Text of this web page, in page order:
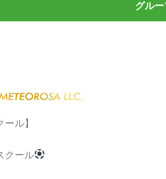
グル
ル】
クール